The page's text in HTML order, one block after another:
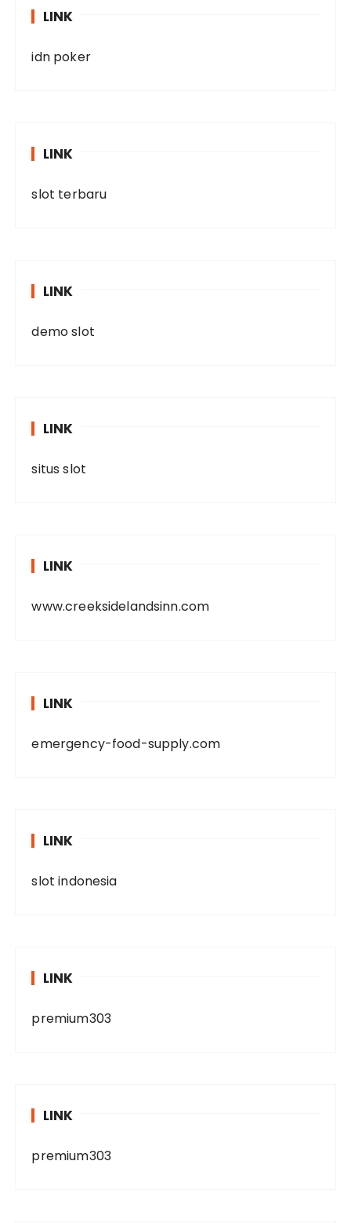
LINK
idn poker
LINK
slot terbaru
LINK
demo slot
LINK
situs slot
LINK
www.creeksidelandsinn.com
LINK
emergency-food-supply.com
LINK
slot indonesia
LINK
premium303
LINK
premium303